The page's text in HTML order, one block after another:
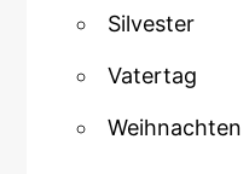
Silvester
Vatertag
Weihnachten